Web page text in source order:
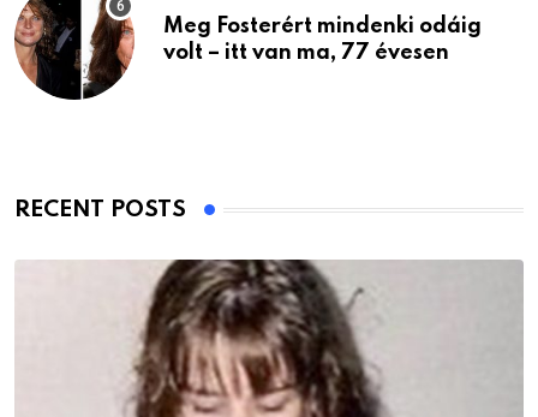
Meg Fosterért mindenki odáig
volt – itt van ma, 77 évesen
RECENT POSTS